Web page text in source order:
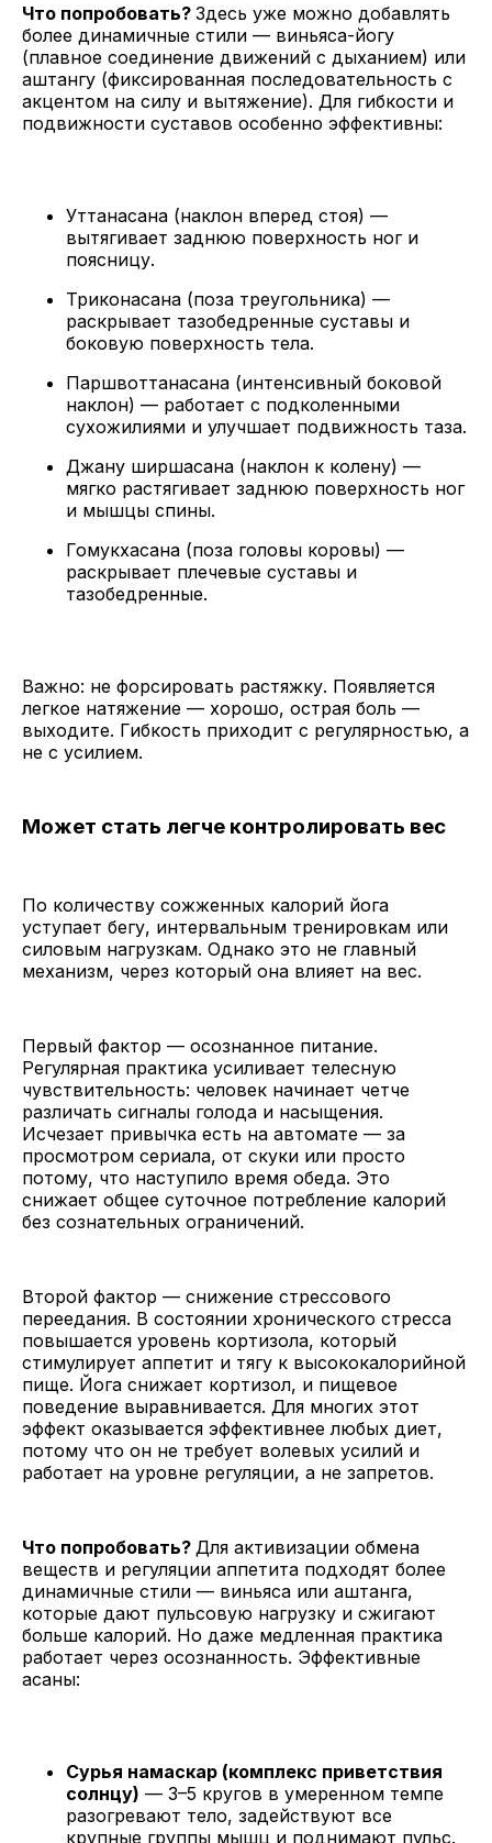
Что попробовать? Здесь уже можно добавлять
более динамичные стили — виньяса-йогу
(плавное соединение движений с дыханием) или
аштангу (фиксированная последовательность с
акцентом на силу и вытяжение). Для гибкости и
подвижности суставов особенно эффективны:
Уттанасана (наклон вперед стоя) —
вытягивает заднюю поверхность ног и
поясницу.
Триконасана (поза треугольника) —
раскрывает тазобедренные суставы и
боковую поверхность тела.
Паршвоттанасана (интенсивный боковой
наклон) — работает с подколенными
сухожилиями и улучшает подвижность таза.
Джану ширшасана (наклон к колену) —
мягко растягивает заднюю поверхность ног
и мышцы спины.
Гомукхасана (поза головы коровы) —
раскрывает плечевые суставы и
тазобедренные.
Важно: не форсировать растяжку. Появляется
легкое натяжение — хорошо, острая боль —
выходите. Гибкость приходит с регулярностью, а
не с усилием.
Может стать легче контролировать вес
По количеству сожженных калорий йога
уступает бегу, интервальным тренировкам или
силовым нагрузкам. Однако это не главный
механизм, через который она влияет на вес.
Первый фактор — осознанное питание.
Регулярная практика усиливает телесную
чувствительность: человек начинает четче
различать сигналы голода и насыщения.
Исчезает привычка есть на автомате — за
просмотром сериала, от скуки или просто
потому, что наступило время обеда. Это
снижает общее суточное потребление калорий
без сознательных ограничений.
Второй фактор — снижение стрессового
переедания. В состоянии хронического стресса
повышается уровень кортизола, который
стимулирует аппетит и тягу к высококалорийной
пище. Йога снижает кортизол, и пищевое
поведение выравнивается. Для многих этот
эффект оказывается эффективнее любых диет,
потому что он не требует волевых усилий и
работает на уровне регуляции, а не запретов.
Что попробовать? Для активизации обмена
веществ и регуляции аппетита подходят более
динамичные стили — виньяса или аштанга,
которые дают пульсовую нагрузку и сжигают
больше калорий. Но даже медленная практика
работает через осознанность. Эффективные
асаны:
Сурья намаскар (комплекс приветствия
солнцу) — 3–5 кругов в умеренном темпе
разогревают тело, задействуют все
крупные группы мышц и поднимают пульс.